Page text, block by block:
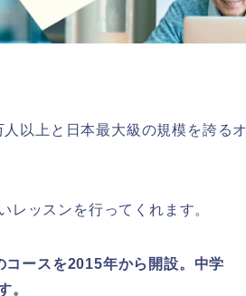
以上と日本最大級の規模を誇るオ
レッスンを行ってくれます。
ースを2015年から開設。中学
。